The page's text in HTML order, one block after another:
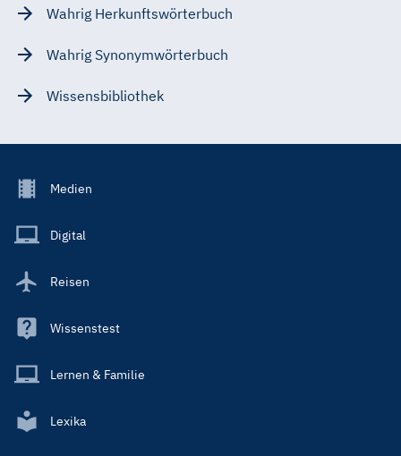
Wahrig Herkunftswörterbuch
Wahrig Synonymwörterbuch
Wissensbibliothek
Footer
Main
Medien
Digital
Reisen
Wissenstest
Lernen & Familie
Lexika